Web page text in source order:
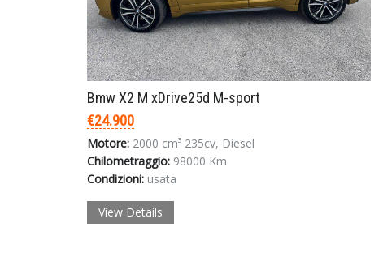
Bmw X2 M xDrive25d M-sport
€24.900
Motore: 2000 cm³ 235cv, Diesel
Chilometraggio: 98000 Km
Condizioni: usata
View Details